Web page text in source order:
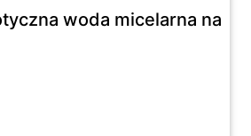
woda micelarna